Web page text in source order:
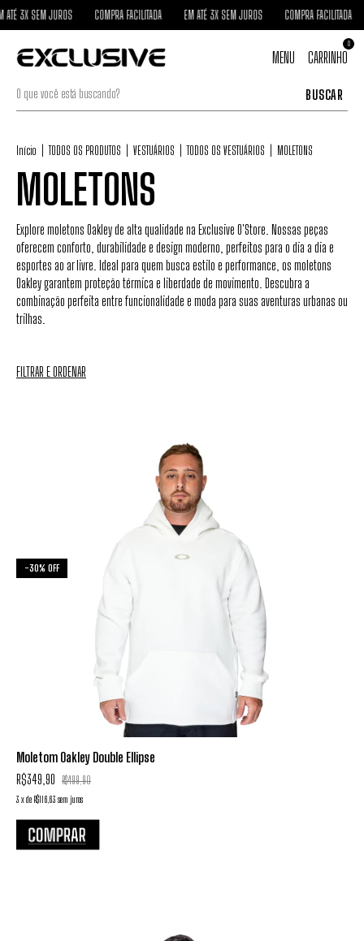
COMPRA FACILITADA EM ATÉ 3X SEM JUROS COMPRA FACILITADA EM ATÉ
MENU CARRINHO
0
BUSCAR
Início TODOS OS PRODUTOS VESTUÁRIOS TODOS OS VESTUÁRIOS MOLETONS
MOLETONS
Explore moletons Oakley de alta qualidade na Exclusive O'Store. Nossas peças
oferecem conforto, durabilidade e design moderno, perfeitos para o dia a dia e
esportes ao ar livre. Ideal para quem busca estilo e performance, os moletons
Oakley garantem proteção térmica e liberdade de movimento. Descubra a
combinação perfeita entre funcionalidade e moda para suas aventuras urbanas ou
trilhas.
FILTRAR E ORDENAR
-30% OFF
Moletom Oakley Double Ellipse
R$349,90 R$499,90
3 xde R$116,63 sem juros